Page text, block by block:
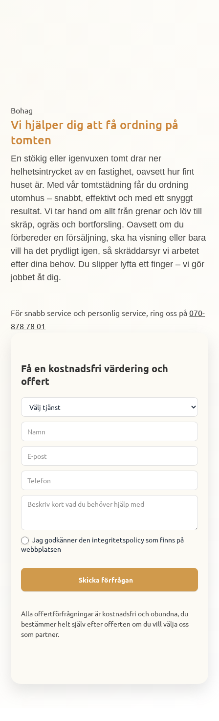
Bohag
Vi hjälper dig att få ordning på
tomten
En stökig eller igenvuxen tomt drar ner
helhetsintrycket av en fastighet, oavsett hur fint
huset är. Med vår tomtstädning får du ordning
utomhus – snabbt, effektivt och med ett snyggt
resultat. Vi tar hand om allt från grenar och löv till
skräp, ogräs och bortforsling. Oavsett om du
förbereder en försäljning, ska ha visning eller bara
vill ha det prydligt igen, så skräddarsyr vi arbetet
efter dina behov. Du slipper lyfta ett finger – vi gör
jobbet åt dig.
För snabb service och personlig service, ring oss på070-
878 78 01
formulär
Få en kostnadsfri värdering och
offert
Jag godkänner den integritetspolicy som finns på
webbplatsen
Skicka förfrågan
Alla offertförfrågningar är kostnadsfri och obundna, du
bestämmer helt själv efter offerten om du vill välja oss
som partner.